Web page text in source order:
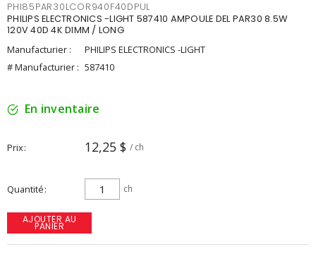
PHI85PAR30LCOR940F40DPUL
PHILIPS ELECTRONICS -LIGHT 587410 AMPOULE DEL PAR30 8.5W
120V 40D 4K DIMM / LONG
Manufacturier :
PHILIPS ELECTRONICS -LIGHT
# Manufacturier : 587410
En inventaire
Prix 12,25 $ / ch
Quantité ch
AJOUTER AU
PANIER